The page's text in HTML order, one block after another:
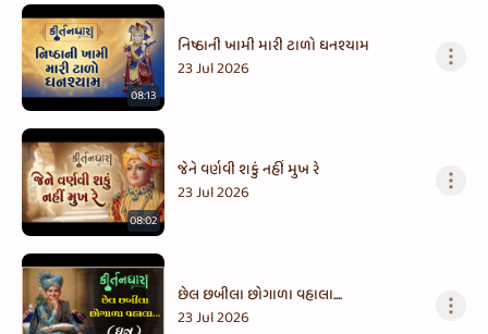
08:13
નિષ્ઠાની ખામી મારી ટાળો ઘનશ્યામ
23 Jul 2026
08:02
જેને વર્ણવી શકું નહીં મુખ રે
23 Jul 2026
છેલ છબીલા છોગાળા વહાલા....
23 Jul 2026